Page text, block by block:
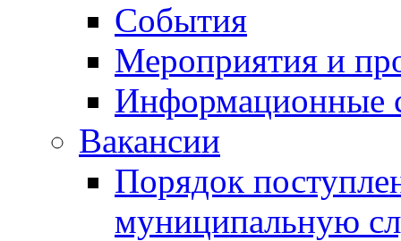
События
Мероприятия и
Информационные
Вакансии
Порядок
муниципальную